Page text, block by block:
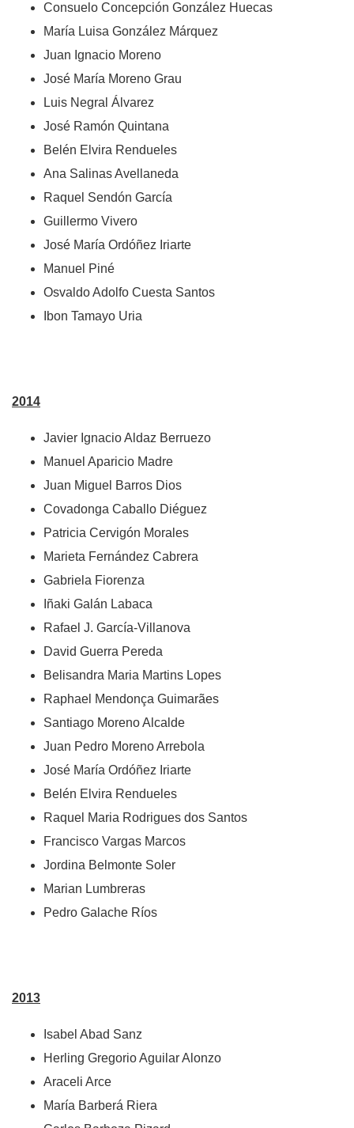
Consuelo Concepción González Huecas
María Luisa González Márquez
Juan Ignacio Moreno
José María Moreno Grau
Luis Negral Álvarez
José Ramón Quintana
Belén Elvira Rendueles
Ana Salinas Avellaneda
Raquel Sendón García
Guillermo Vivero
José María Ordóñez Iriarte
Manuel Piné
Osvaldo Adolfo Cuesta Santos
Ibon Tamayo Uria
2014
Javier Ignacio Aldaz Berruezo
Manuel Aparicio Madre
Juan Miguel Barros Dios
Covadonga Caballo Diéguez
Patricia Cervigón Morales
Marieta Fernández Cabrera
Gabriela Fiorenza
Iñaki Galán Labaca
Rafael J. García-Villanova
David Guerra Pereda
Belisandra Maria Martins Lopes
Raphael Mendonça Guimarães
Santiago Moreno Alcalde
Juan Pedro Moreno Arrebola
José María Ordóñez Iriarte
Belén Elvira Rendueles
Raquel Maria Rodrigues dos Santos
Francisco Vargas Marcos
Jordina Belmonte Soler
Marian Lumbreras
Pedro Galache Ríos
2013
Isabel Abad Sanz
Herling Gregorio Aguilar Alonzo
Araceli Arce
María Barberá Riera